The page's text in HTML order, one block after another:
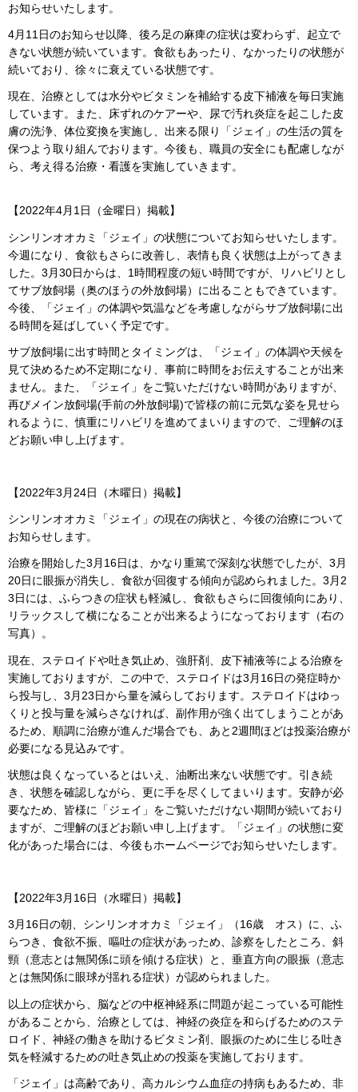
お知らせいたします。
4月11日のお知らせ以降、後ろ足の麻痺の症状は変わらず、起立で
きない状態が続いています。食欲もあったり、なかったりの状態が
続いており、徐々に衰えている状態です。
現在、治療としては水分やビタミンを補給する皮下補液を毎日実施
しています。また、床ずれのケアーや、尿で汚れ炎症を起こした皮
膚の洗浄、体位変換を実施し、出来る限り「ジェイ」の生活の質を
保つよう取り組んでおります。今後も、職員の安全にも配慮しなが
ら、考え得る治療・看護を実施していきます。
【2022年4月1日（金曜日）掲載】
シンリンオオカミ「ジェイ」の状態についてお知らせいたします。
今週になり、食欲もさらに改善し、表情も良く状態は上がってきま
した。3月30日からは、1時間程度の短い時間ですが、リハビリとし
てサブ放飼場（奥のほうの外放飼場）に出ることもできています。
今後、「ジェイ」の体調や気温などを考慮しながらサブ放飼場に出
る時間を延ばしていく予定です。
サブ放飼場に出す時間とタイミングは、「ジェイ」の体調や天候を
見て決めるため不定期になり、事前に時間をお伝えすることが出来
ません。また、「ジェイ」をご覧いただけない時間がありますが、
再びメイン放飼場(手前の外放飼場)で皆様の前に元気な姿を見せら
れるように、慎重にリハビリを進めてまいりますので、ご理解のほ
どお願い申し上げます。
【2022年3月24日（木曜日）掲載】
シンリンオオカミ「ジェイ」の現在の病状と、今後の治療について
お知らせします。
治療を開始した3月16日は、かなり重篤で深刻な状態でしたが、3月
20日に眼振が消失し、食欲が回復する傾向が認められました。3月2
3日には、ふらつきの症状も軽減し、食欲もさらに回復傾向にあり、
リラックスして横になることが出来るようになっております（右の
写真）。
現在、ステロイドや吐き気止め、強肝剤、皮下補液等による治療を
実施しておりますが、この中で、ステロイドは3月16日の発症時か
ら投与し、3月23日から量を減らしております。ステロイドはゆっ
くりと投与量を減らさなければ、副作用が強く出てしまうことがあ
るため、順調に治療が進んだ場合でも、あと2週間ほどは投薬治療が
必要になる見込みです。
状態は良くなっているとはいえ、油断出来ない状態です。引き続
き、状態を確認しながら、更に手を尽くしてまいります。安静が必
要なため、皆様に「ジェイ」をご覧いただけない期間が続いており
ますが、ご理解のほどお願い申し上げます。「ジェイ」の状態に変
化があった場合には、今後もホームページでお知らせいたします。
【2022年3月16日（水曜日）掲載】
3月16日の朝、シンリンオオカミ「ジェイ」（16歳 オス）に、ふ
らつき、食欲不振、嘔吐の症状があっため、診察をしたところ、斜
頸（意志とは無関係に頭を傾ける症状）と、垂直方向の眼振（意志
とは無関係に眼球が揺れる症状）が認められました。
以上の症状から、脳などの中枢神経系に問題が起こっている可能性
があることから、治療としては、神経の炎症を和らげるためのステ
ロイド、神経の働きを助けるビタミン剤、眼振のために生じる吐き
気を軽減するための吐き気止めの投薬を実施しております。
「ジェイ」は高齢であり、高カルシウム血症の持病もあるため、非